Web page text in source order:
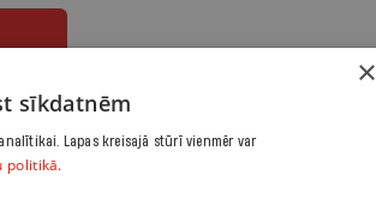
meklē šeit
×
sīkdatnēm
Lapas kreisajā stūrī vienmēr var
politikā.